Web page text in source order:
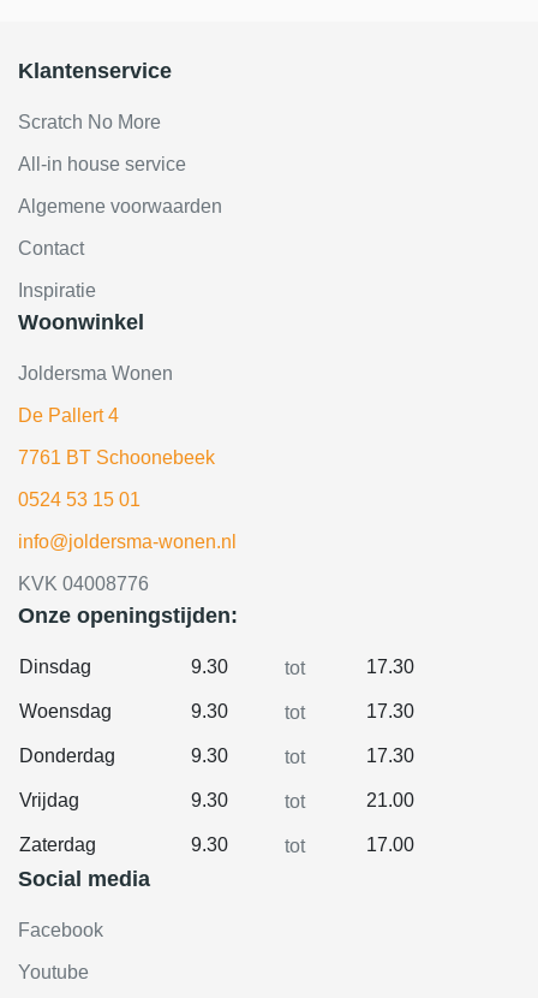
Klantenservice
Scratch No More
All-in house service
Algemene voorwaarden
Contact
Inspiratie
Woonwinkel
Joldersma Wonen
De Pallert 4
7761 BT Schoonebeek
0524 53 15 01
info@joldersma-wonen.nl
KVK 04008776
Onze openingstijden:
Dinsdag 9.30 tot 17.30
Woensdag 9.30 tot 17.30
Donderdag 9.30 tot 17.30
Vrijdag 9.30 tot 21.00
Zaterdag 9.30 tot 17.00
Social media
Facebook
Youtube